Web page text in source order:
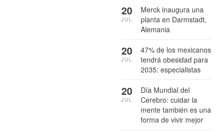
Merck inaugura una
planta en Darmstadt,
Alemania
20
JUL
47% de los mexicanos
tendrá obesidad para
2035: especialistas
20
JUL
Día Mundial del
Cerebro: cuidar la
mente también es una
forma de vivir mejor
20
JUL